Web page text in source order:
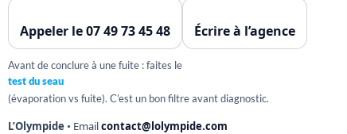
Appeler le 07 49 73 45 48 Écrire à l’agence
Avant de conclure à une fuite : faites le
test du seau
(évaporation vs fuite). C’est un bon filtre avant diagnostic.
L’Olympide • Emailcontact@lolympide.com